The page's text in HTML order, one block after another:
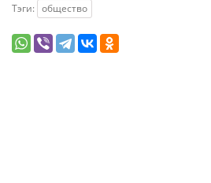
Тэги: общество